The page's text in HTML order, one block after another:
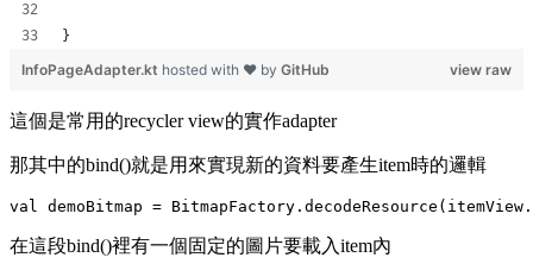
}
view raw
InfoPageAdapter.kt hosted with ❤ by GitHub
這個是常用的recycler view的實作adapter
那其中的bind()就是用來實現新的資料要產生item時的邏輯
在這段bind()裡有一個固定的圖片要載入item內